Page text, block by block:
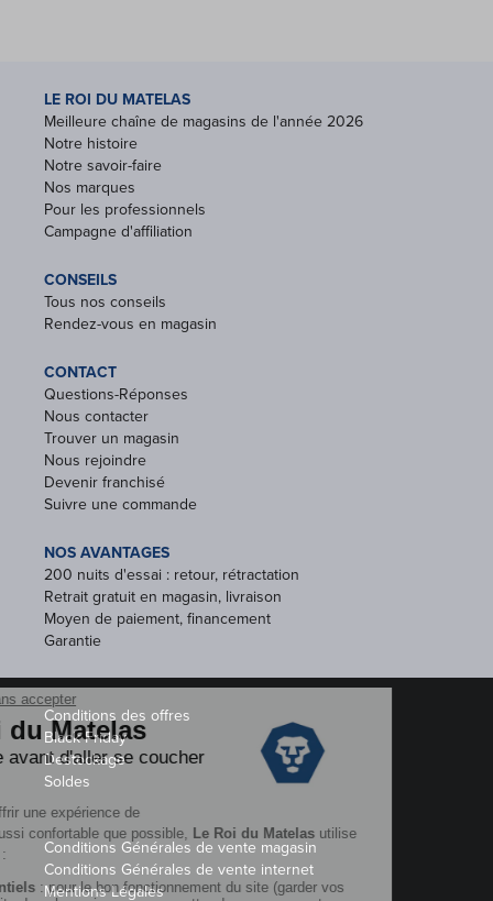
LE ROI DU MATELAS
Meilleure chaîne de magasins de l'année 2026
Notre histoire
Notre savoir-faire
Nos marques
Pour les professionnels
Campagne d'affiliation
CONSEILS
Tous nos conseils
Rendez-vous en magasin
CONTACT
Questions-Réponses
Nous contacter
Trouver un magasin
Nous rejoindre
Devenir franchisé
Suivre une commande
NOS AVANTAGES
200 nuits d'essai : retour, rétractation
Retrait gratuit en magasin, livraison
Moyen de paiement, financement
Garantie
Conditions des offres
Black Friday
Destockage
Soldes
Conditions Générales de vente magasin
Conditions Générales de vente internet
Mentions Légales